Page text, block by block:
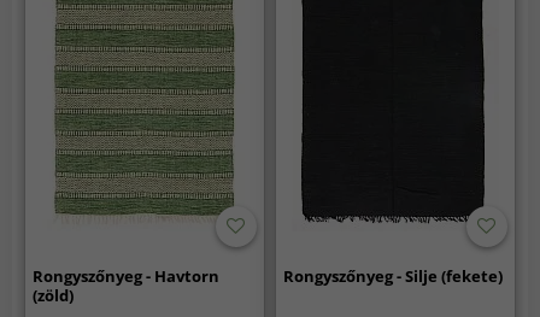
Rongyszőnyeg - Havtorn
(zöld)
Rongyszőnyeg - Silje (fekete)